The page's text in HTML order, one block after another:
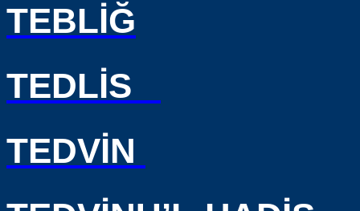
TEBLİĞ
TEDLİS
TEDVİN